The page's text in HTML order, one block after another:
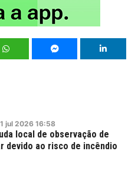
jul 2026 16:58
local de observação de
devido ao risco de incêndio